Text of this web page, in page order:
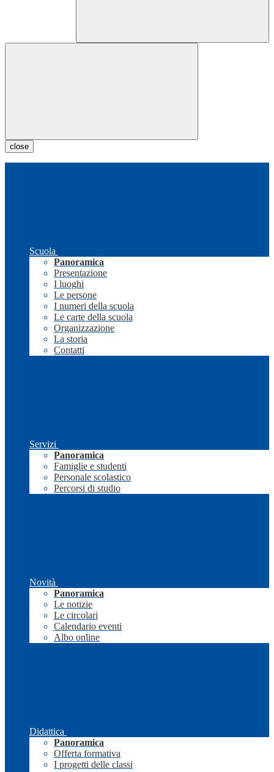
close
Scuola
Panoramica
Presentazione
I luoghi
Le persone
I numeri della scuola
Le carte della scuola
Organizzazione
La storia
Contatti
Servizi
Panoramica
Famiglie e studenti
Personale scolastico
Percorsi di studio
Novità
Panoramica
Le notizie
Le circolari
Calendario eventi
Albo online
Didattica
Panoramica
Offerta formativa
I progetti delle classi